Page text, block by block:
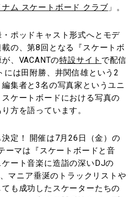
ナム スケートボード クラブ 」。
ポッドキャスト形式へとモデ
の、第8回となる『スケートボ
、VACANTの特設サイト で配信
には田附勝、井関信雄という2
集者と3名の写真家というユニ
ケートボードにおける写真の
方を語っています。
定！ 開催は7月26日（金）の
ーマは『スケートボードと音
ート音楽に造詣の深いDJの
マニア垂涎のトラックリストや
も成功したスケーターたちの